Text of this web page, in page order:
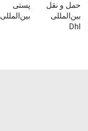
حمل و نقل
بین‌المللی
Dhl
پستی
بین‌المللی